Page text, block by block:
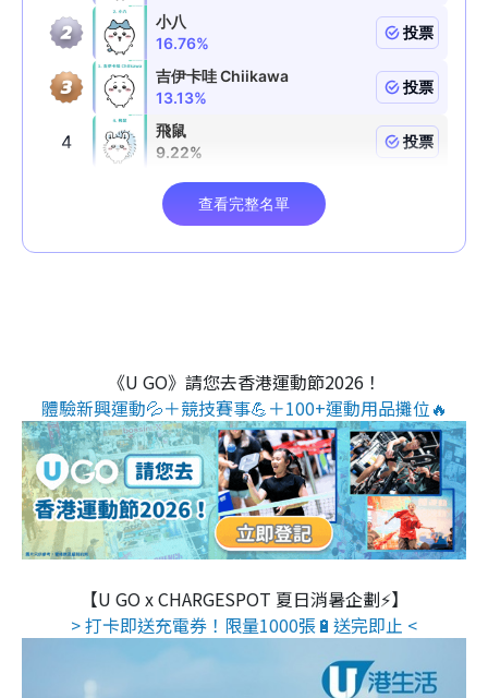
《U GO》請您去香港運動節2026！
體驗新興運動💦＋競技賽事💪＋100+運動用品攤位🔥
【U GO x CHARGESPOT 夏日消暑企劃⚡】
> 打卡即送充電券！限量1000張🔋送完即止 <